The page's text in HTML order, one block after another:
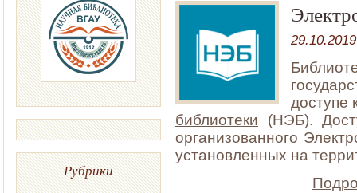
Рубрики
29.10.2019
доступе
библиотеки (НЭБ).
организованного
установленных на